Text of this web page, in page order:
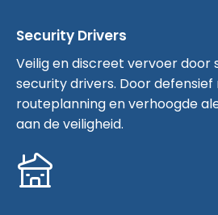
Security Drivers
Veilig en discreet vervoer door
security drivers. Door defensief
routeplanning en verhoogde
aan de veiligheid.